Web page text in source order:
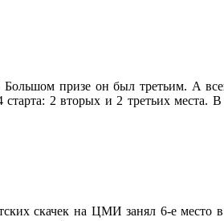
призе он был третьим. А
2 вторых и 2 третьих места.
скачек на ЦМИ занял 6-е место